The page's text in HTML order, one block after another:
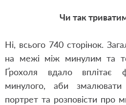
Чи так
Ні, всього 740 сторінок.
на межі між минулим та
Ґрохоля вдало вплітає
минулого, аби змалювати
портрет та розповісти про